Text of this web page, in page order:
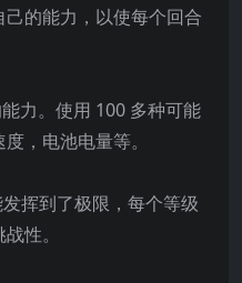
的能力，以使每个回合
力。使用 100 多种可能
，电池电量等。
挥到了极限，每个等级
性。